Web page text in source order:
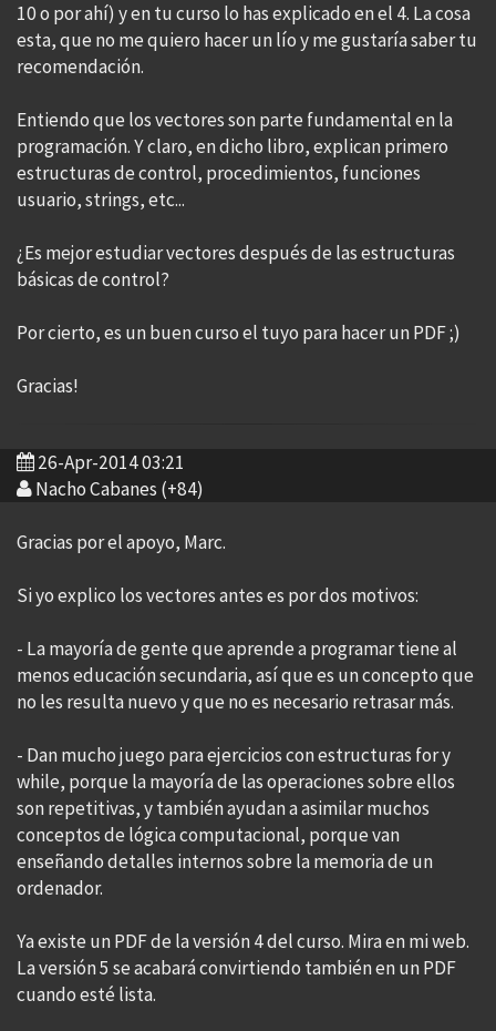
10 o por ahí) y en tu curso lo has explicado en el 4. La cosa
esta, que no me quiero hacer un lío y me gustaría saber tu
recomendación.
Entiendo que los vectores son parte fundamental en la
programación. Y claro, en dicho libro, explican primero
estructuras de control, procedimientos, funciones
usuario, strings, etc...
¿Es mejor estudiar vectores después de las estructuras
básicas de control?
Por cierto, es un buen curso el tuyo para hacer un PDF ;)
Gracias!
26-Apr-2014 03:21
Nacho Cabanes (+84)
Gracias por el apoyo, Marc.
Si yo explico los vectores antes es por dos motivos:
- La mayoría de gente que aprende a programar tiene al
menos educación secundaria, así que es un concepto que
no les resulta nuevo y que no es necesario retrasar más.
- Dan mucho juego para ejercicios con estructuras for y
while, porque la mayoría de las operaciones sobre ellos
son repetitivas, y también ayudan a asimilar muchos
conceptos de lógica computacional, porque van
enseñando detalles internos sobre la memoria de un
ordenador.
Ya existe un PDF de la versión 4 del curso. Mira en mi web.
La versión 5 se acabará convirtiendo también en un PDF
cuando esté lista.